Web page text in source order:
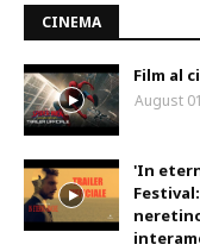
CINEMA
Film al
August
'In